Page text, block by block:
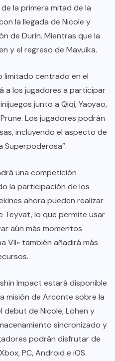
la primera mitad de la
la llegada de Nicole y
de Durin. Mientras que la
y el regreso de Mavuika.
limitado centrado en el
a los jugadores a participar
junto a Qiqi, Yaoyao,
Los jugadores podrán
incluyendo el aspecto de
Superpoderosa”.
una competición
la participación de los
ahora pueden realizar
lo que permite usar
aún más momentos
VII» también añadirá más
Impact estará disponible
misión de Arconte sobre la
debut de Nicole, Lohen y
sincronizado y
podrán disfrutar de
PC, Android e iOS.